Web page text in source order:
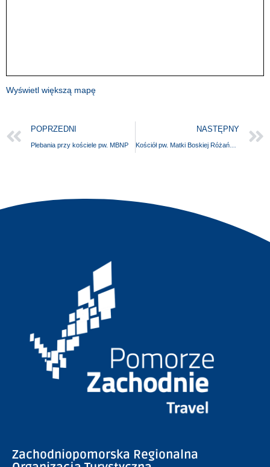
Wyświetl większą mapę
POPRZEDNI
Plebania przy kościele pw. MBNP
NASTĘPNY
Kościół pw. Matki Boskiej Różańcowej
Zachodniopomorska Regionalna